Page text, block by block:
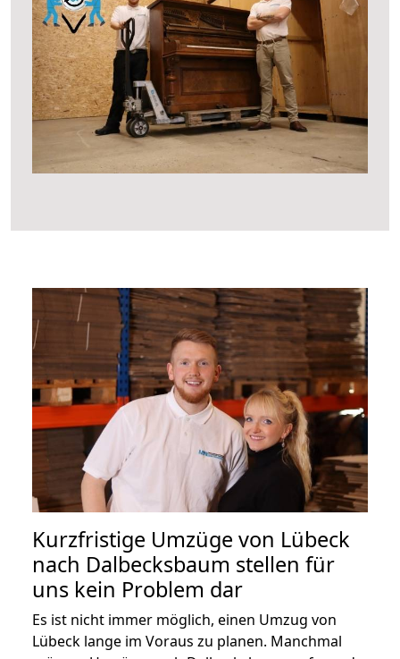
Kurzfristige Umzüge von Lübeck
nach Dalbecksbaum stellen für
uns kein Problem dar
Es ist nicht immer möglich, einen Umzug von
Lübeck lange im Voraus zu planen. Manchmal